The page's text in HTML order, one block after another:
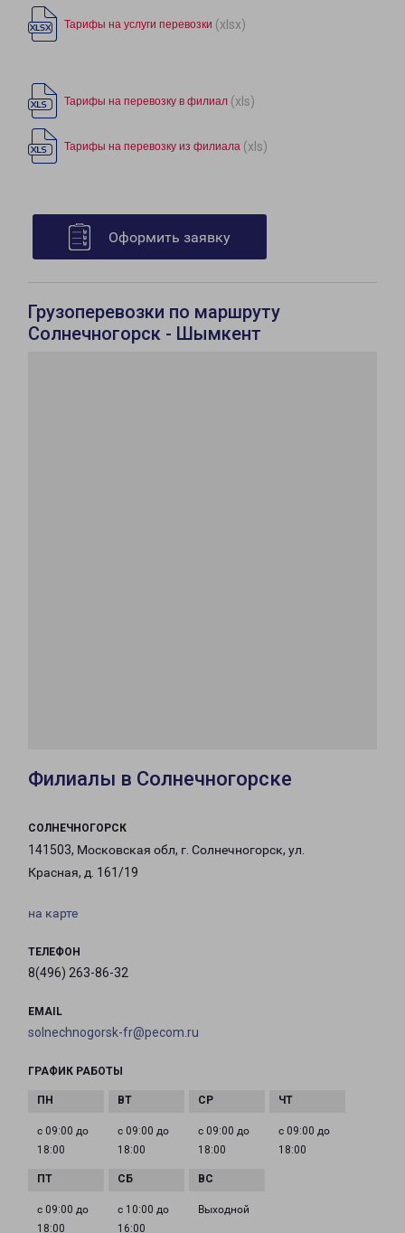
Тарифы на услуги перевозки (xlsx)
Тарифы на перевозку в филиал (xls)
Тарифы на перевозку из филиала (xls)
Оформить заявку
Грузоперевозки по маршруту
Солнечногорск - Шымкент
Филиалы в Солнечногорске
СОЛНЕЧНОГОРСК
141503, Московская обл, г. Солнечногорск, ул.
Красная, д. 161/19
на карте
ТЕЛЕФОН
8(496) 263-86-32
EMAIL
solnechnogorsk-fr@pecom.ru
ГРАФИК РАБОТЫ
с 09:00 до
18:00
с 09:00 до
18:00
с 09:00 до
18:00
с 09:00 до
18:00
с 09:00 до
18:00
с 10:00 до
16:00
Выходной